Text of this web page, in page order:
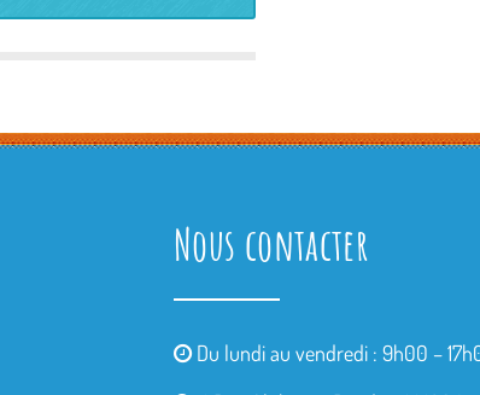
Nous contacter
Du lundi au vendredi : 9h00 –